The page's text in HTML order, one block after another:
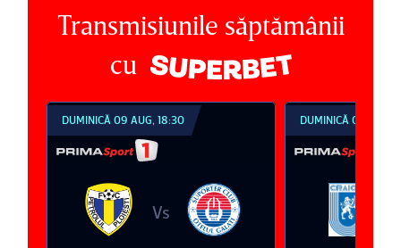
Transmisiunile săptămânii
cu
DUMINICĂ 09 AUG, 18:30
Vs
DUMINICĂ 09 AUG,